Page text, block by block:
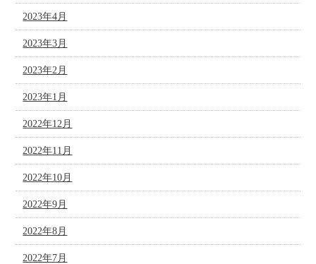
2023年4月
2023年3月
2023年2月
2023年1月
2022年12月
2022年11月
2022年10月
2022年9月
2022年8月
2022年7月